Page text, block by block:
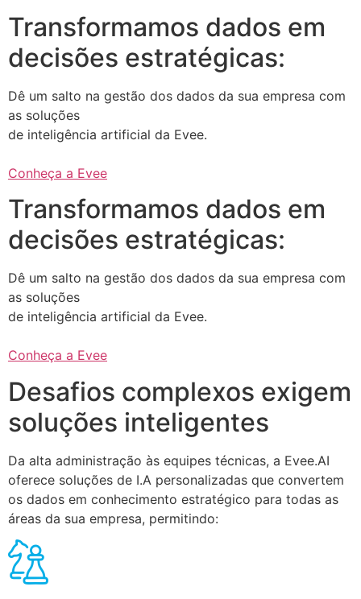
Transformamos dados em
decisões estratégicas:
Dê um salto na gestão dos dados da sua empresa com
as soluções
de inteligência artificial da Evee.
Conheça a Evee
Transformamos dados em
decisões estratégicas:
Dê um salto na gestão dos dados da sua empresa com
as soluções
de inteligência artificial da Evee.
Conheça a Evee
Desafios complexos exigem
soluções inteligentes
Da alta administração às equipes técnicas, a Evee.AI
oferece soluções de I.A personalizadas que convertem
os dados em conhecimento estratégico para todas as
áreas da sua empresa, permitindo: